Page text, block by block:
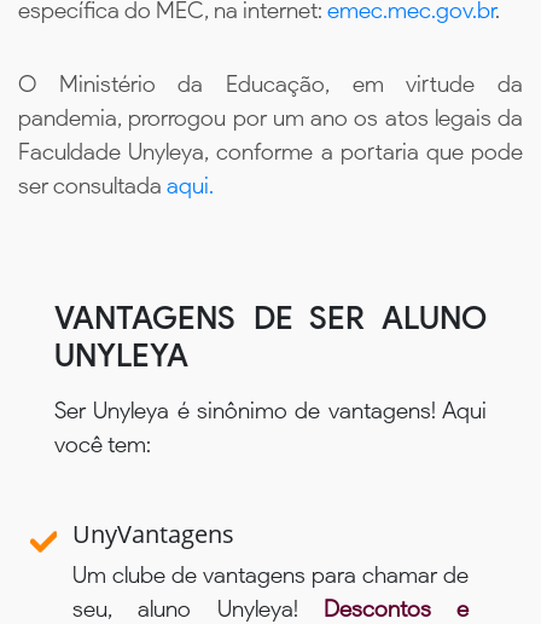
específica do MEC, na internet: emec.mec.gov.br.
O Ministério da Educação, em virtude da
pandemia, prorrogou por um ano os atos legais da
Faculdade Unyleya, conforme a portaria que pode
ser consultada aqui.
VANTAGENS DE SER ALUNO
UNYLEYA
Ser Unyleya é sinônimo de vantagens! Aqui
você tem:
UnyVantagens
Um clube de vantagens para chamar de
seu, aluno Unyleya! Descontos e